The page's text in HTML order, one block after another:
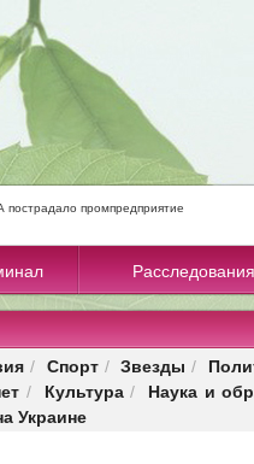
промпредприятие
Расследования
/ Спорт/ Звезды /
/ Культура/ Наука и
Украине